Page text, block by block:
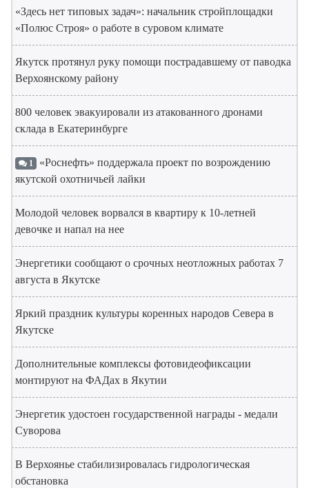
«Здесь нет типовых задач»: начальник стройплощадки
«Полюс Строя» о работе в суровом климате
Якутск протянул руку помощи пострадавшему от паводка
Верхоянскому району
800 человек эвакуировали из атакованного дронами
склада в Екатеринбурге
1 «Роснефть» поддержала проект по возрождению
якутской охотничьей лайки
Молодой человек ворвался в квартиру к 10-летней
девочке и напал на нее
Энергетики сообщают о срочных неотложных работах 7
августа в Якутске
Яркий праздник культуры коренных народов Севера в
Якутске
Дополнительные комплексы фотовидеофиксации
монтируют на ФАДах в Якутии
Энергетик удостоен государственной награды - медали
Суворова
В Верхоянье стабилизировалась гидрологическая
обстановка